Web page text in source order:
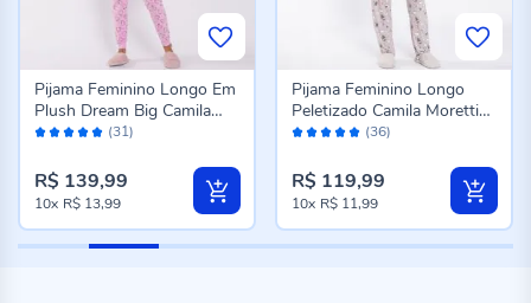
Avaliação: (31)
Pijama Feminino Longo Em
Plush Dream Big Camila
Moretti Rose
R$ 139,99
10x R$ 13,99
Avaliação: (36)
Pijama Feminino Longo
Peletizado Camila Moretti
Cinza Fosco
R$ 119,99
10x R$ 11,99